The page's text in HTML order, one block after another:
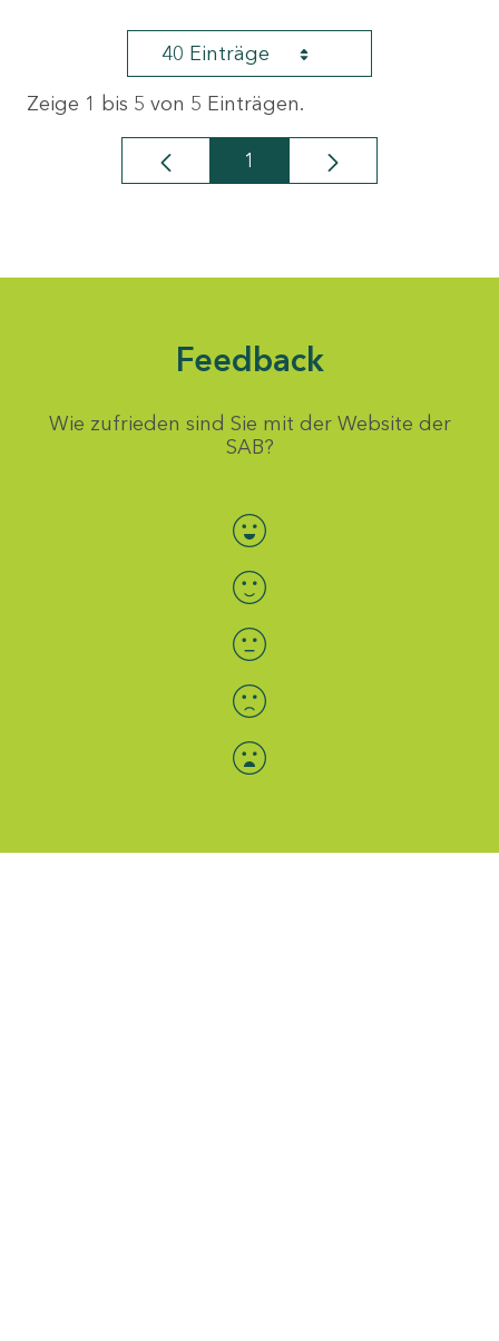
40 Einträge
Zeige 1 bis 5 von 5 Einträgen.
Seite
1
Feedback
Wie zufrieden sind Sie mit der Website der
SAB?
Bewertung auswählen